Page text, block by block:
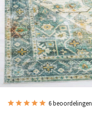
6 beoordelingen